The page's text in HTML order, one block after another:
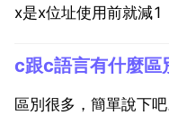
x是x位址使用前就減1
提供了自增1運算子
區別很多，簡單說下